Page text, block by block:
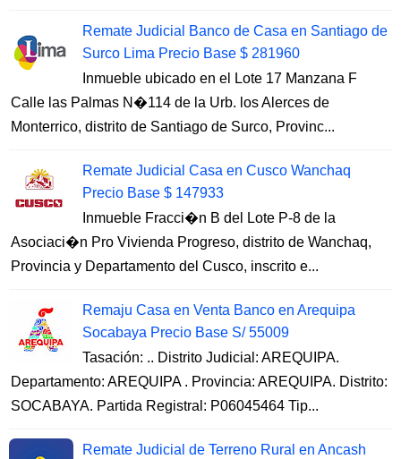
Remate Judicial Banco de Casa en Santiago de
Surco Lima Precio Base $ 281960
Inmueble ubicado en el Lote 17 Manzana F
Calle las Palmas N�114 de la Urb. los Alerces de
Monterrico, distrito de Santiago de Surco, Provinc...
Remate Judicial Casa en Cusco Wanchaq
Precio Base $ 147933
Inmueble Fracci�n B del Lote P-8 de la
Asociaci�n Pro Vivienda Progreso, distrito de Wanchaq,
Provincia y Departamento del Cusco, inscrito e...
Remaju Casa en Venta Banco en Arequipa
Socabaya Precio Base S/ 55009
Tasación: .. Distrito Judicial: AREQUIPA.
Departamento: AREQUIPA . Provincia: AREQUIPA. Distrito:
SOCABAYA. Partida Registral: P06045464 Tip...
Remate Judicial de Terreno Rural en Ancash